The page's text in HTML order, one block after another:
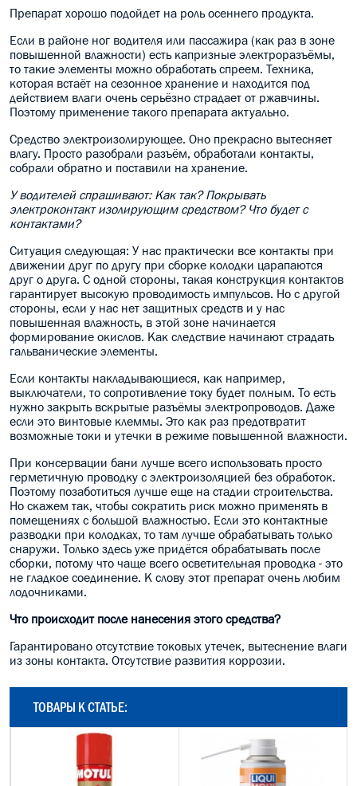
Препарат хорошо подойдет на роль осеннего продукта.
Если в районе ног водителя или пассажира (как раз в зоне
повышенной влажности) есть капризные электроразъёмы,
то такие элементы можно обработать спреем. Техника,
которая встаёт на сезонное хранение и находится под
действием влаги очень серьёзно страдает от ржавчины.
Поэтому применение такого препарата актуально.
Средство электроизолирующее. Оно прекрасно вытесняет
влагу. Просто разобрали разъём, обработали контакты,
собрали обратно и поставили на хранение.
У водителей спрашивают: Как так? Покрывать
электроконтакт изолирующим средством? Что будет с
контактами?
Ситуация следующая: У нас практически все контакты при
движении друг по другу при сборке колодки царапаются
друг о друга. С одной стороны, такая конструкция контактов
гарантирует высокую проводимость импульсов. Но с другой
стороны, если у нас нет защитных средств и у нас
повышенная влажность, в этой зоне начинается
формирование окислов. Как следствие начинают страдать
гальванические элементы.
Если контакты накладывающиеся, как например,
выключатели, то сопротивление току будет полным. То есть
нужно закрыть вскрытые разъёмы электропроводов. Даже
если это винтовые клеммы. Это как раз предотвратит
возможные токи и утечки в режиме повышенной влажности.
При консервации бани лучше всего использовать просто
герметичную проводку с электроизоляцией без обработок.
Поэтому позаботиться лучше еще на стадии строительства.
Но скажем так, чтобы сократить риск можно применять в
помещениях с большой влажностью. Если это контактные
разводки при колодках, то там лучше обрабатывать только
снаружи. Только здесь уже придётся обрабатывать после
сборки, потому что чаще всего осветительная проводка - это
не гладкое соединение. К слову этот препарат очень любим
лодочниками.
Что происходит после нанесения этого средства?
Гарантировано отсутствие токовых утечек, вытеснение влаги
из зоны контакта. Отсутствие развития коррозии.
ТОВАРЫ К СТАТЬЕ: